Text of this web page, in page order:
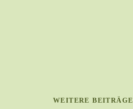
WEITERE BEITRÄGE